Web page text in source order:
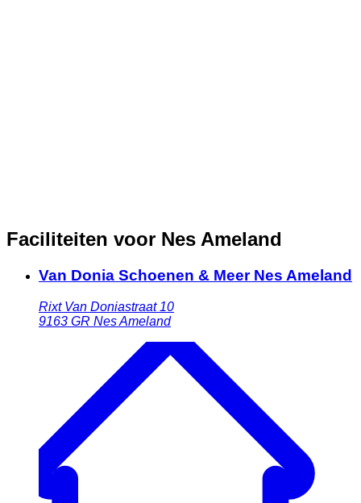
Faciliteiten voor Nes Ameland
Van Donia Schoenen & Meer Nes Ameland
Rixt Van Doniastraat 10
9163 GR Nes Ameland